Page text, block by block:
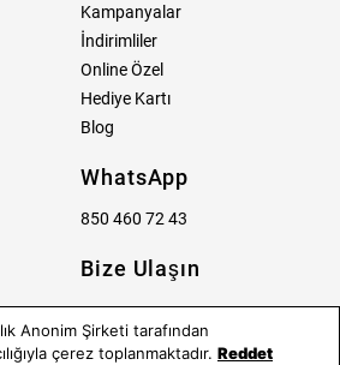
Kampanyalar
İndirimliler
Online Özel
Hediye Kartı
Blog
WhatsApp
850 460 72 43
Bize Ulaşın
Anonim Şirketi tarafından
çerez toplanmaktadır. Reddet